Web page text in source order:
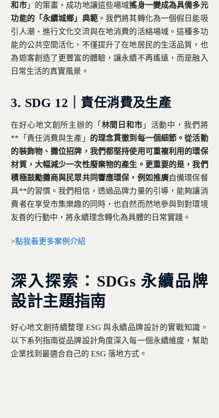
和市」的策畫，成功地讓這些場域搖身一變成為具備多元
功能的「永續城鄉」典範。我們將其轉化為一個假日能吸
引人潮、進行文化交流與在地消費的活絡場域。這種多功
能的公共空間活化，不僅提升了在地居民的生活品質，也
為遊客創造了更豐富的體驗，讓永續不再遙遠，而是融入
日常生活的真實風景。
3. SDG 12｜責任消費及生產
在好心地文創所主辦的「 林間日和市 」活動中，我們將
**「責任消費與生產」 的理念貫徹到每一個細節。從活動
的裝飾物、攤位招牌，我們都堅持使用可重複利用的環保
材質，大幅減少一次性廢棄物的產生。更重要的是，我們
積極鼓勵攤商與民眾共同響應環保，例如推廣自備環保餐
具**的習慣。我們相信，透過品牌力量的引導，能夠讓消
費者在享受市集樂趣的同時，也自然而然地參與到對環境
友善的行動中，將永續理念轉化為具體的日常實踐。
>點我看更多案例介紹
深入探索：SDGs 永續品牌
設計主題指南
好心地文創持續整理 ESG 與永續品牌設計的實戰知識。
以下系列指南從品牌設計角度深入每一個永續維度，幫助
企業找到最適合自己的 ESG 落地方式。